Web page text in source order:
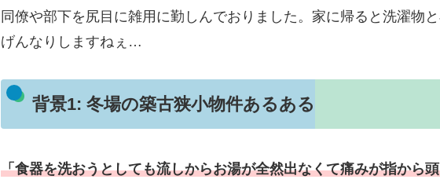
同僚や部下を尻目に雑用に勤しんでおりました。家に帰ると洗濯物
げんなりしますねぇ…
背景1: 冬場の築古狭小物件あるある
「食器を洗おうとしても流しからお湯が全然出なくて痛みが指から